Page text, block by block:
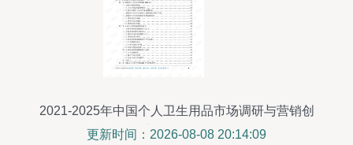
2021-2025年中国个人卫生用品市场调研与营销创
新战略分析
更新时间：2026-08-08 20:14:09